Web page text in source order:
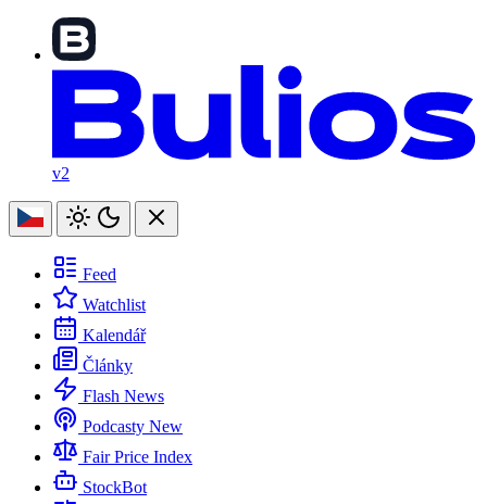
v2
Feed
Watchlist
Kalendář
Články
Flash News
Podcasty New
Fair Price Index
StockBot